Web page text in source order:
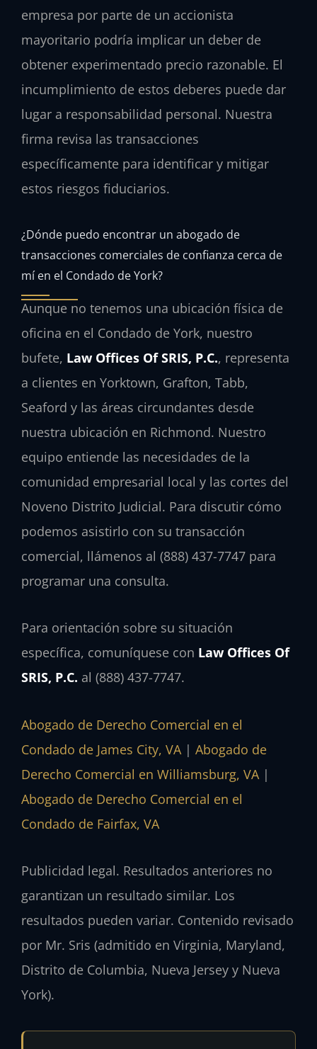
empresa por parte de un accionista
mayoritario podría implicar un deber de
obtener experimentado precio razonable. El
incumplimiento de estos deberes puede dar
lugar a responsabilidad personal. Nuestra
firma revisa las transacciones
específicamente para identificar y mitigar
estos riesgos fiduciarios.
¿Dónde puedo encontrar un abogado de
transacciones comerciales de confianza cerca de
mí en el Condado de York?
Aunque no tenemos una ubicación física de
oficina en el Condado de York, nuestro
bufete, Law Offices Of SRIS, P.C., representa
a clientes en Yorktown, Grafton, Tabb,
Seaford y las áreas circundantes desde
nuestra ubicación en Richmond. Nuestro
equipo entiende las necesidades de la
comunidad empresarial local y las cortes del
Noveno Distrito Judicial. Para discutir cómo
podemos asistirlo con su transacción
comercial, llámenos al (888) 437-7747 para
programar una consulta.
Para orientación sobre su situación
específica, comuníquese con Law Offices Of
SRIS, P.C. al (888) 437-7747.
Abogado de Derecho Comercial en el
Condado de James City, VA| Abogado de
Derecho Comercial en Williamsburg, VA|
Abogado de Derecho Comercial en el
Condado de Fairfax, VA
Publicidad legal. Resultados anteriores no
garantizan un resultado similar. Los
resultados pueden variar. Contenido revisado
por Mr. Sris (admitido en Virginia, Maryland,
Distrito de Columbia, Nueva Jersey y Nueva
York).